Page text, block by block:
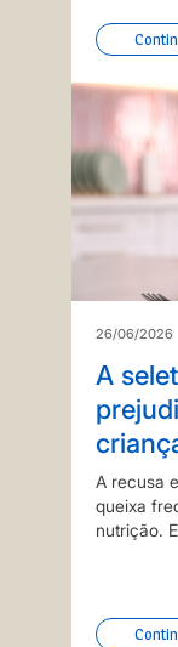
26/06/2026
A
A recusa
queixa
nutrição.
se…